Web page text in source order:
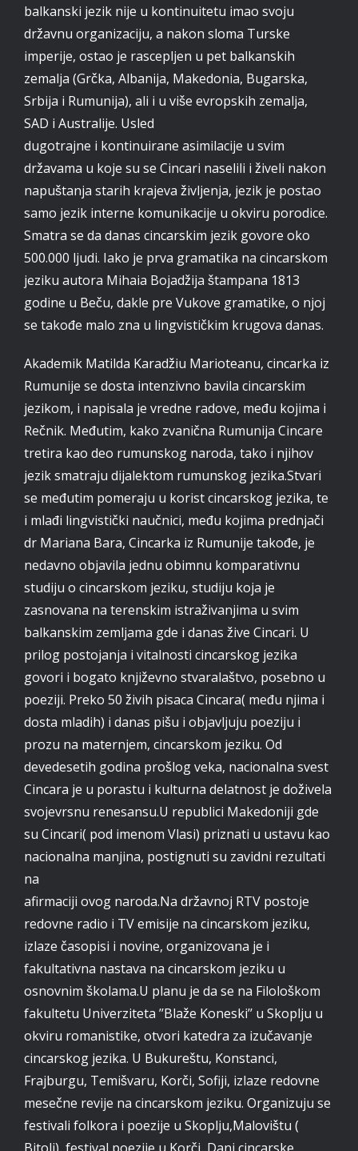
balkanski jezik nije u kontinuitetu imao svoju
državnu organizaciju, a nakon sloma Turske
imperije, ostao je rascepljen u pet balkanskih
zemalja (Grčka, Albanija, Makedonia, Bugarska,
Srbija i Rumunija), ali i u više evropskih zemalja,
SAD i Australije. Usled
dugotrajne i kontinuirane asimilacije u svim
državama u koje su se Cincari naselili i živeli nakon
napuštanja starih krajeva življenja, jezik je postao
samo jezik interne komunikacije u okviru porodice.
Smatra se da danas cincarskim jezik govore oko
500.000 ljudi. Iako je prva gramatika na cincarskom
jeziku autora Mihaia Bojadžija štampana 1813
godine u Beču, dakle pre Vukove gramatike, o njoj
se takođe malo zna u lingvističkim krugova danas.
Akademik Matilda Karadžiu Marioteanu, cincarka iz
Rumunije se dosta intenzivno bavila cincarskim
jezikom, i napisala je vredne radove, među kojima i
Rečnik. Međutim, kako zvanična Rumunija Cincare
tretira kao deo rumunskog naroda, tako i njihov
jezik smatraju dijalektom rumunskog jezika.Stvari
se međutim pomeraju u korist cincarskog jezika, te
i mlađi lingvistički naučnici, među kojima prednjači
dr Mariana Bara, Cincarka iz Rumunije takođe, je
nedavno objavila jednu obimnu komparativnu
studiju o cincarskom jeziku, studiju koja je
zasnovana na terenskim istraživanjima u svim
balkanskim zemljama gde i danas žive Cincari. U
prilog postojanja i vitalnosti cincarskog jezika
govori i bogato književno stvaralaštvo, posebno u
poeziji. Preko 50 živih pisaca Cincara( među njima i
dosta mladih) i danas pišu i objavljuju poeziju i
prozu na maternjem, cincarskom jeziku. Od
devedesetih godina prošlog veka, nacionalna svest
Cincara je u porastu i kulturna delatnost je doživela
svojevrsnu renesansu.U republici Makedoniji gde
su Cincari( pod imenom Vlasi) priznati u ustavu kao
nacionalna manjina, postignuti su zavidni rezultati
na
afirmaciji ovog naroda.Na državnoj RTV postoje
redovne radio i TV emisije na cincarskom jeziku,
izlaze časopisi i novine, organizovana je i
fakultativna nastava na cincarskom jeziku u
osnovnim školama.U planu je da se na Filološkom
fakultetu Univerziteta ’’Blaže Koneski’’ u Skoplju u
okviru romanistike, otvori katedra za izučavanje
cincarskog jezika. U Bukureštu, Konstanci,
Frajburgu, Temišvaru, Korči, Sofiji, izlaze redovne
mesečne revije na cincarskom jeziku. Organizuju se
festivali folkora i poezije u Skoplju,Malovištu (